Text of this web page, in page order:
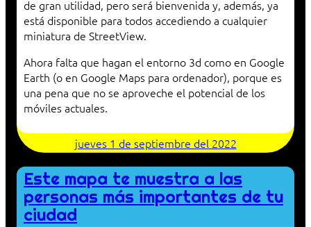
de gran utilidad, pero será bienvenida y, además, ya
está disponible para todos accediendo a cualquier
miniatura de StreetView.
Ahora falta que hagan el entorno 3d como en Google
Earth (o en Google Maps para ordenador), porque es
una pena que no se aproveche el potencial de los
móviles actuales.
jueves 1 de septiembre del 2022
Este mapa te muestra a las
personas más importantes de tu
ciudad